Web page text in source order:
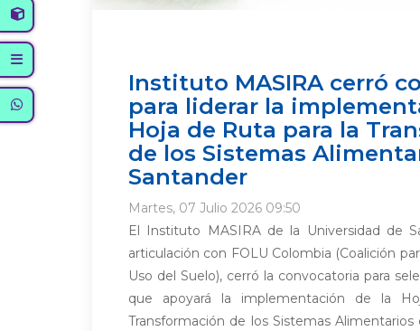
Instituto MASIRA cerró
para liderar la
Hoja de Ruta para la
de los Sistemas
Santander
Martes, 07 Julio 2026 09:50
El Instituto MASIRA de la Universidad de
articulación con FOLU Colombia (Coalición
Uso del Suelo), cerró la convocatoria para
que apoyará la implementación de la
Transformación de los Sistemas Alimentarios